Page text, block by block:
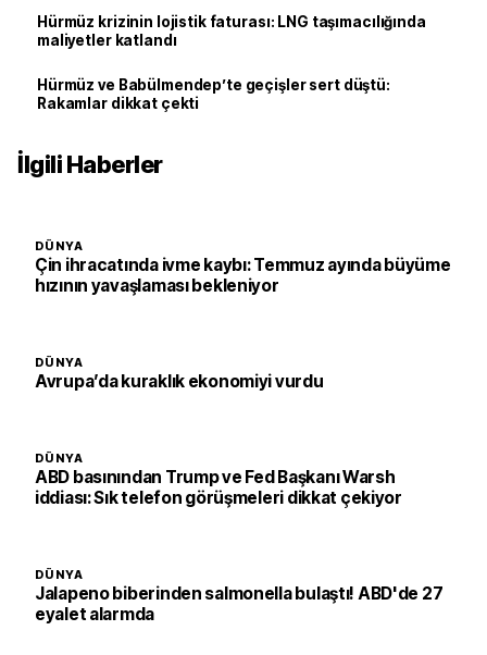
Hürmüz krizinin lojistik faturası: LNG taşımacılığında
maliyetler katlandı
Hürmüz ve Babülmendep’te geçişler sert düştü:
Rakamlar dikkat çekti
İlgili Haberler
DÜNYA
Çin ihracatında ivme kaybı: Temmuz ayında büyüme
hızının yavaşlaması bekleniyor
DÜNYA
Avrupa’da kuraklık ekonomiyi vurdu
DÜNYA
ABD basınından Trump ve Fed Başkanı Warsh
iddiası: Sık telefon görüşmeleri dikkat çekiyor
DÜNYA
Jalapeno biberinden salmonella bulaştı! ABD'de 27
eyalet alarmda